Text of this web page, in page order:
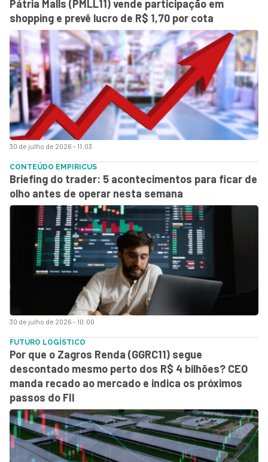
30 de julho de 2026 - 11:03
Pátria Malls (PMLL11) vende participação em
shopping e prevê lucro de R$ 1,70 por cota
30 de julho de 2026 - 10:00
CONTEÚDO EMPIRICUS
Briefing do trader: 5 acontecimentos para ficar de
olho antes de operar nesta semana
FUTURO LOGÍSTICO
Por que o Zagros Renda (GGRC11) segue
descontado mesmo perto dos R$ 4 bilhões? CEO
manda recado ao mercado e indica os próximos
passos do FII